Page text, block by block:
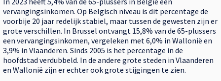
vervangingsinkomen. Op Belgisch niveau is dit percentage de
voorbije 20 jaar redelijk stabiel, maar tussen de gewesten zijn er
grote verschillen.​​ In Brussel ontvangt 15,8% van de 65-plussers
een vervangingsinkomen, vergeleken met 6,0% in Wallonië en
3,9% in Vlaanderen. Sinds 2005 is het percentage in de
hoofdstad verdubbeld. In de andere grote steden in Vlaanderen
en Wallonië zijn er echter ook grote stijgingen te zien.